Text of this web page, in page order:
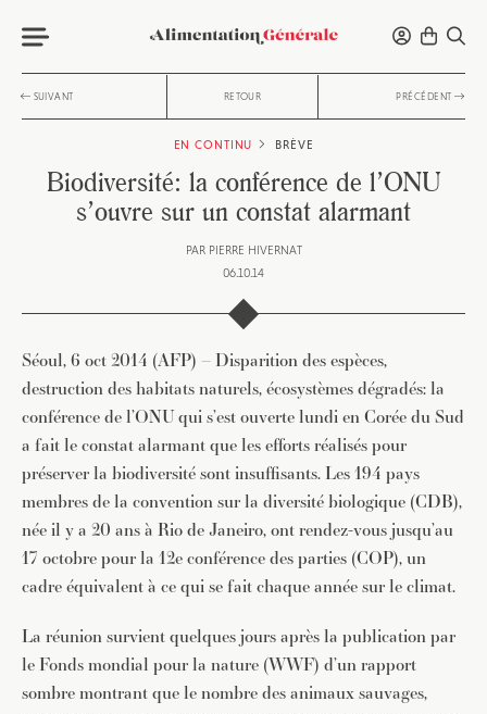
SUIVANT RETOUR PRÉCÉDENT
EN CONTINU BRÈVE
Biodiversité: la conférence de l’ONU
s’ouvre sur un constat alarmant
PAR PIERRE HIVERNAT
06.10.14
Séoul, 6 oct 2014 (AFP) – Disparition des espèces,
destruction des habitats naturels, écosystèmes dégradés: la
conférence de l’ONU qui s’est ouverte lundi en Corée du Sud
a fait le constat alarmant que les efforts réalisés pour
préserver la biodiversité sont insuffisants. Les 194 pays
membres de la convention sur la diversité biologique (CDB),
née il y a 20 ans à Rio de Janeiro, ont rendez-vous jusqu’au
17 octobre pour la 12e conférence des parties (COP), un
cadre équivalent à ce qui se fait chaque année sur le climat.
La réunion survient quelques jours après la publication par
le Fonds mondial pour la nature (WWF) d’un rapport
sombre montrant que le nombre des animaux sauvages,